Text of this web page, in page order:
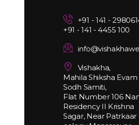
+91 - 141 -
+91 - 141 - 4455 100
Vishakha,
Mahila Shiksha Evam
Sodh Samiti,
Flat Number 106
Residency II Krishna
Sagar, Near Patrkaar